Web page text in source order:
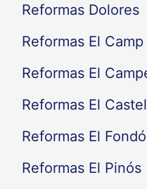
Reformas Dolores
Reformas El
Reformas El
Reformas El
Reformas El
Reformas El Pinós